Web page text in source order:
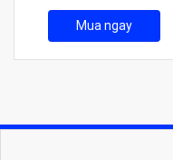
Mua ngay